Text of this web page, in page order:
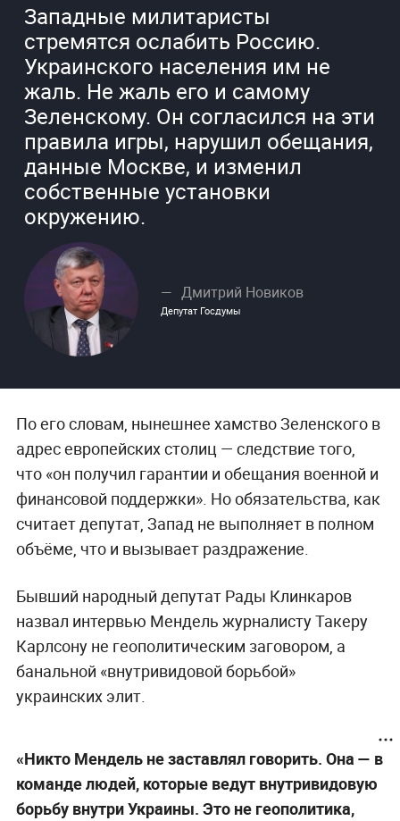
Западные милитаристы
стремятся ослабить Россию.
Украинского населения им не
жаль. Не жаль его и самому
Зеленскому. Он согласился на эти
правила игры, нарушил обещания,
данные Москве, и изменил
собственные установки
окружению.
Дмитрий Новиков
Депутат Госдумы
По его словам, нынешнее хамство Зеленского в
адрес европейских столиц — следствие того,
что «он получил гарантии и обещания военной и
финансовой поддержки». Но обязательства, как
считает депутат, Запад не выполняет в полном
объёме, что и вызывает раздражение.
Бывший народный депутат Рады Клинкаров
назвал интервью Мендель журналисту Такеру
Карлсону не геополитическим заговором, а
банальной «внутривидовой борьбой»
украинских элит.
«Никто Мендель не заставлял говорить. Она — в
команде людей, которые ведут внутривидовую
борьбу внутри Украины. Это не геополитика,